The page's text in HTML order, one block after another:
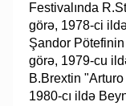
Festivalında
görə, 1978-ci
Şandor
görə, 1979-cu
B.Brextin
1980-cı ildə